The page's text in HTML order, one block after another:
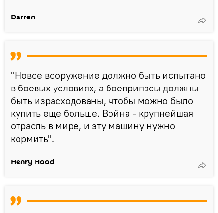
Darren
"Новое вооружение должно быть испытано
в боевых условиях, а боеприпасы должны
быть израсходованы, чтобы можно было
купить еще больше. Война - крупнейшая
отрасль в мире, и эту машину нужно
кормить".
Henry Hood